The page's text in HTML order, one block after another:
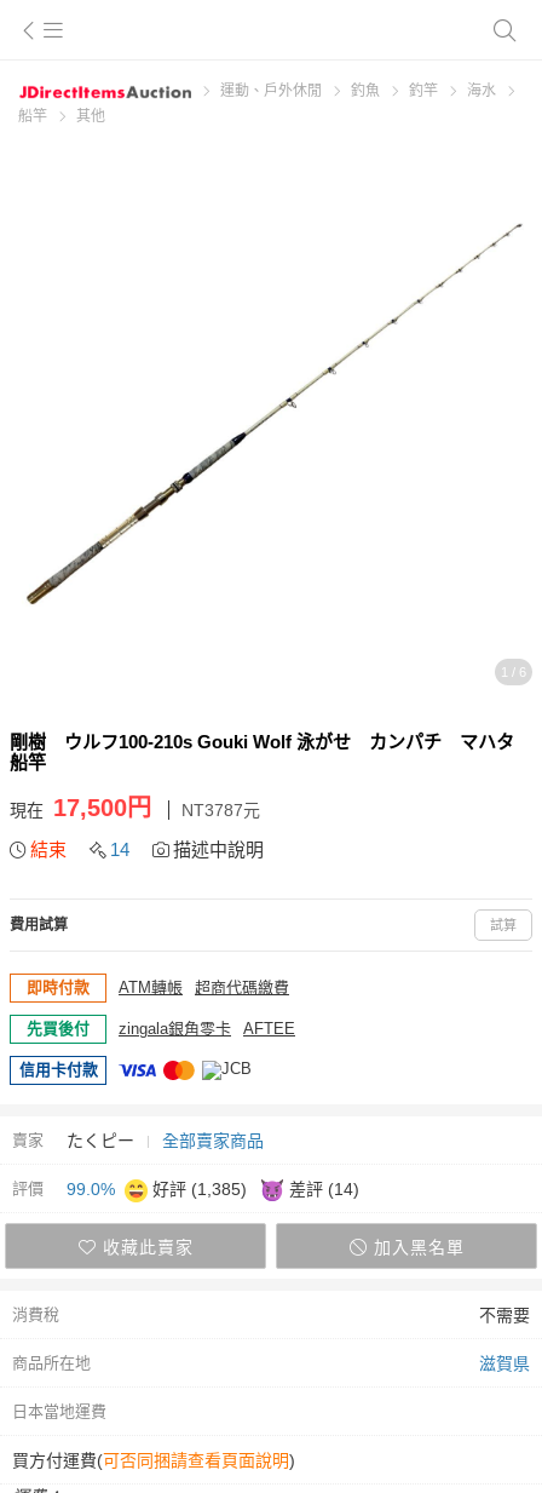
運動、戶外休閒 釣魚 釣竿
海水
船竿
其他
1 / 6
剛樹 ウルフ100-210s Gouki Wolf 泳がせ カンパチ マハタ
船竿
現在 17,500円 NT3787元
結束 14 描述中說明
費用試算 試算
即時付款 ATM轉帳 超商代碼繳費
先買後付 zingala銀角零卡 AFTEE
信用卡付款
賣家 たくピー 全部賣家商品
評價 99.0% 好評 (1,385) 差評 (14)
收藏此賣家 加入黑名單
消費稅 不需要
商品所在地 滋賀県
日本當地運費
買方付運費(可否同捆請查看頁面說明)